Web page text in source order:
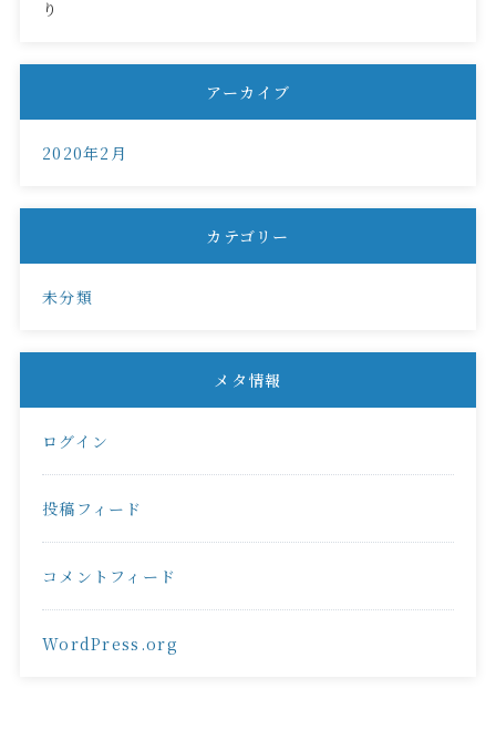
り
アーカイブ
2020年2月
カテゴリー
未分類
メタ情報
ログイン
投稿フィード
コメントフィード
WordPress.org